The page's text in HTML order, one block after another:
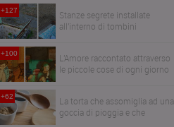
Stanze segrete installate
all'interno di tombini
+127
L'Amore raccontato attraverso
le piccole cose di ogni giorno
+100
La torta che assomiglia ad una
goccia di pioggia e che
+62